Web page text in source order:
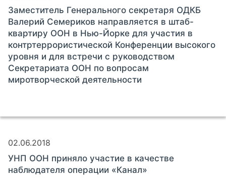
Заместитель Генерального секретаря ОДКБ
Валерий Семериков направляется в штаб-
квартиру ООН в Нью-Йорке для участия в
контртеррористической Конференции высокого
уровня и для встречи с руководством
Секретариата ООН по вопросам
миротворческой деятельности
02.06.2018
УНП ООН приняло участие в качестве
наблюдателя операции «Канал»